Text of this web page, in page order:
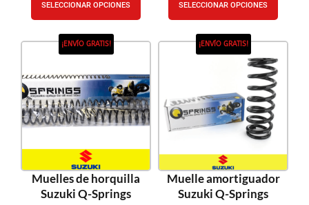
SELECCIONAR OPCIONES SELECCIONAR OPCIONES
¡ENVÍO GRATIS!
Muelles de horquilla
Suzuki Q-Springs
¡ENVÍO GRATIS!
Muelle amortiguador
Suzuki Q-Springs